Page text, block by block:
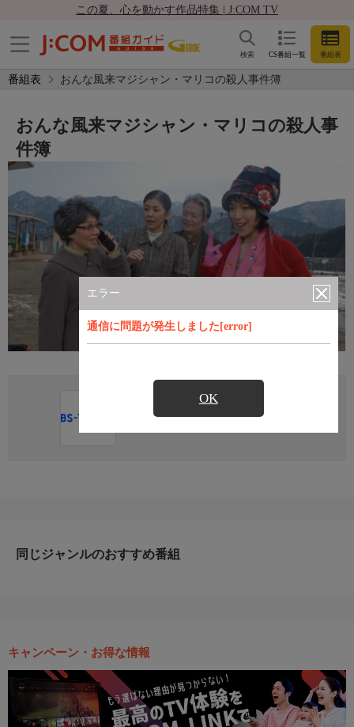
この夏、心を動かす作品特集 | J:COM TV
CS番組一覧 番組表
検索
番組表 おんな風来マジシャン・マリコの殺人事件簿
エラー
通信に問題が発生しました[error]
OK
おんな風来マジシャン・マリコの殺人事
件簿
直近の放送予定はありません
同じジャンルのおすすめ番組
キャンペーン・お得な情報